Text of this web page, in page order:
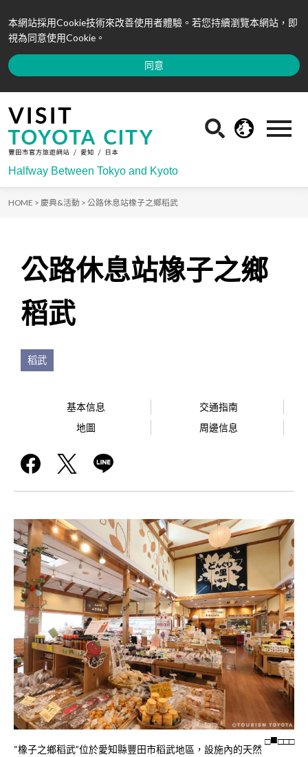
本網站採用Cookie技術來改善使用者體驗。若您持續瀏覽本網站，即
視為同意使用Cookie。
同意
Halfway Between Tokyo and Kyoto
HOME > 慶典&活動 > 公路休息站橡子之鄉稻武
公路休息站橡子之鄉
稻武
稻武
基本信息
交通指南
地圖
周邊信息
□ □□□
“橡子之鄉稻武”位於愛知縣豐田市稻武地區，設施內的天然